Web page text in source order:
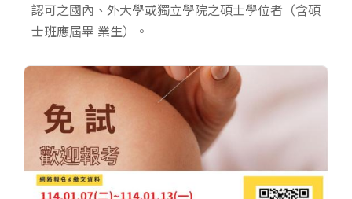
認可之國內、外大學或獨立學院之碩士學位者（含碩
士班應屆畢 業生）。